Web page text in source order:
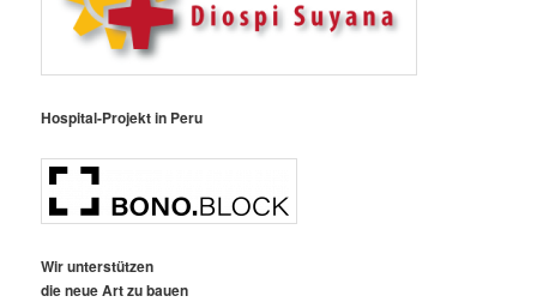
Hospital-Projekt in Peru
Wir unterstützen
die neue Art zu bauen